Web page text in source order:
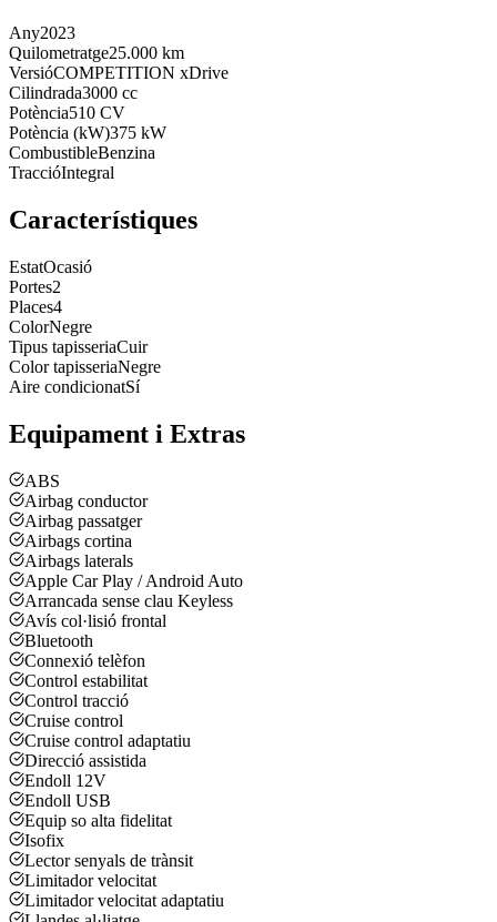
Any2023
Quilometratge25.000 km
VersióCOMPETITION xDrive
Cilindrada3000 cc
Potència510 CV
Potència (kW)375 kW
CombustibleBenzina
TraccióIntegral
Característiques
EstatOcasió
Portes2
Places4
ColorNegre
Tipus tapisseriaCuir
Color tapisseriaNegre
Aire condicionatSí
Equipament i Extras
ABS
Airbag conductor
Airbag passatger
Airbags cortina
Airbags laterals
Apple Car Play / Android Auto
Arrancada sense clau Keyless
Avís col·lisió frontal
Bluetooth
Connexió telèfon
Control estabilitat
Control tracció
Cruise control
Cruise control adaptatiu
Direcció assistida
Endoll 12V
Endoll USB
Equip so alta fidelitat
Isofix
Lector senyals de trànsit
Limitador velocitat
Limitador velocitat adaptatiu